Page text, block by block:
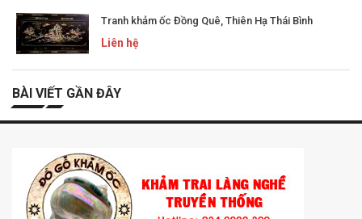
Tranh khảm ốc Đồng Quê, Thiên Hạ Thái Bình
Liên hệ
BÀI VIẾT GẦN ĐÂY